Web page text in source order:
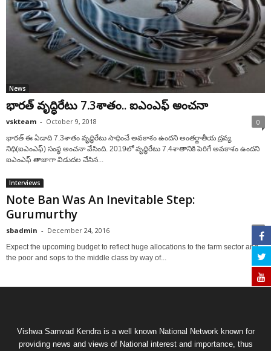
News
భారత్‌ వృద్ధిరేటు 7.3శాతం.. ఐఎంఎఫ్‌ అంచనా
vskteam - October 9, 2018 0
భారత్ ఈ ఏడాది 7.3శాతం వృద్ధిరేటు సాధించే అవకాశం ఉందని అంతర్జాతీయ ద్రవ్య
నిధి(ఐఎంఎఫ్‌) సంస్థ అంచనా వేసింది. 2019లో వృద్ధిరేటు 7.4శాతానికి పెరిగే అవకాశం ఉందని
ఐఎంఎఫ్‌ తాజాగా విడుదల చేసిన...
Interviews
Note Ban Was An Inevitable Step:
Gurumurthy
sbadmin - December 24, 2016
Expect the upcoming budget to reflect huge allocations to the farm sector and
the poor and sops to the middle class by way of...
Vishwa Samvad Kendra is a well known National Network known for
providing news and views of National interest and importance, thus